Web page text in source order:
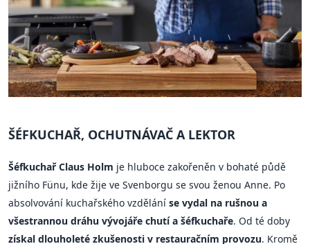
ŠÉFKUCHAŘ, OCHUTNÁVAČ A LEKTOR
Šéfkuchař Claus Holm je hluboce zakořeněn v bohaté půdě
jižního Fünu, kde žije ve Svenborgu se svou ženou Anne. Po
absolvování kuchařského vzdělání se vydal na rušnou a
všestrannou dráhu vývojáře chutí a šéfkuchaře. Od té doby
získal dlouholeté zkušenosti v restauračním provozu. Kromě